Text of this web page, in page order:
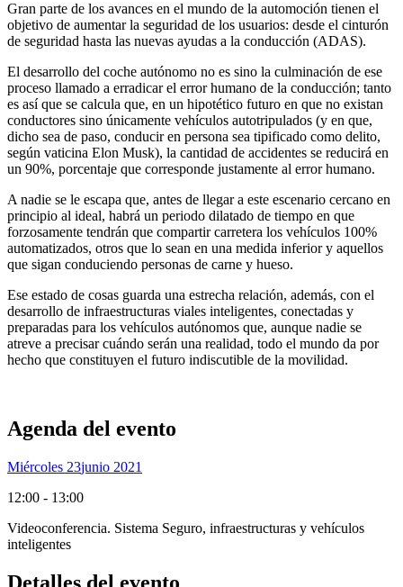
Gran parte de los avances en el mundo de la automoción tienen el
objetivo de aumentar la seguridad de los usuarios: desde el cinturón
de seguridad hasta las nuevas ayudas a la conducción (ADAS).
El desarrollo del coche autónomo no es sino la culminación de ese
proceso llamado a erradicar el error humano de la conducción; tanto
es así que se calcula que, en un hipotético futuro en que no existan
conductores sino únicamente vehículos autotripulados (y en que,
dicho sea de paso, conducir en persona sea tipificado como delito,
según vaticina Elon Musk), la cantidad de accidentes se reducirá en
un 90%, porcentaje que corresponde justamente al error humano.
A nadie se le escapa que, antes de llegar a este escenario cercano en
principio al ideal, habrá un periodo dilatado de tiempo en que
forzosamente tendrán que compartir carretera los vehículos 100%
automatizados, otros que lo sean en una medida inferior y aquellos
que sigan conduciendo personas de carne y hueso.
Ese estado de cosas guarda una estrecha relación, además, con el
desarrollo de infraestructuras viales inteligentes, conectadas y
preparadas para los vehículos autónomos que, aunque nadie se
atreve a precisar cuándo serán una realidad, todo el mundo da por
hecho que constituyen el futuro indiscutible de la movilidad.
Agenda del evento
Miércoles 23Junio 2021
12:00 - 13:00
Videoconferencia. Sistema Seguro, infraestructuras y vehículos
inteligentes